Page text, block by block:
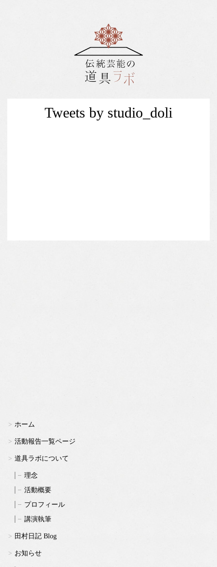
Tweets by studio_doli
ホーム
活動報告一覧ページ
道具ラボについて
理念
活動概要
プロフィール
講演執筆
田村日記 Blog
お知らせ